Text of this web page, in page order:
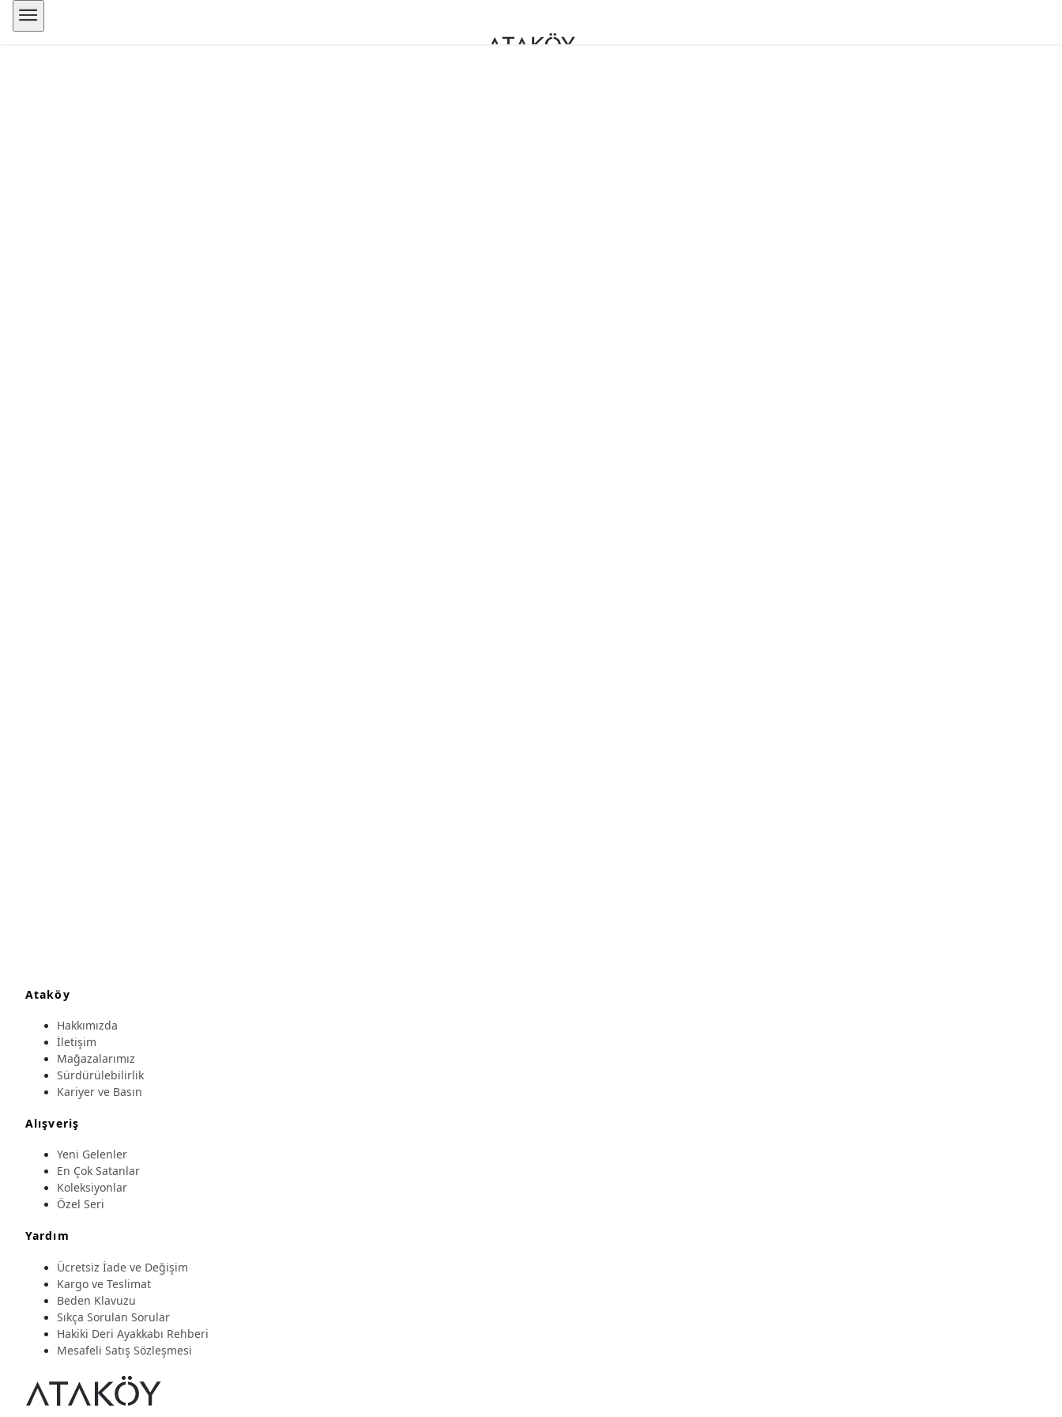
Ataköy
Hakkımızda
İletişim
Mağazalarımız
Sürdürülebilirlik
Kariyer ve Basın
Alışveriş
Yeni Gelenler
En Çok Satanlar
Koleksiyonlar
Özel Seri
Yardım
Ücretsiz İade ve Değişim
Kargo ve Teslimat
Beden Klavuzu
Sıkça Sorulan Sorular
Hakiki Deri Ayakkabı Rehberi
Mesafeli Satış Sözleşmesi